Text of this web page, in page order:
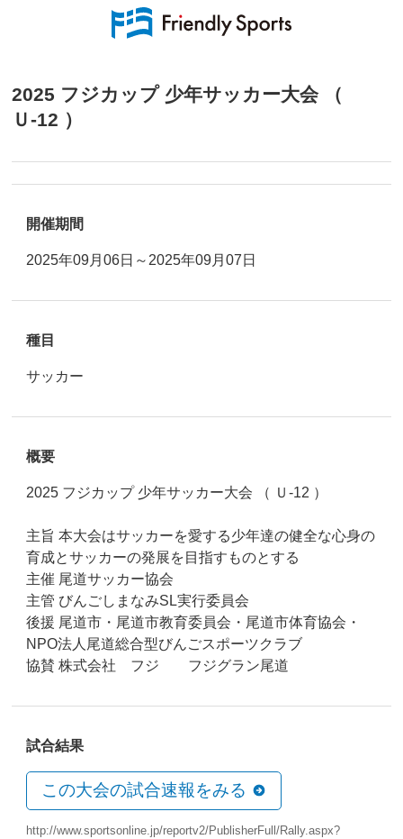
2025 フジカップ 少年サッカー大会 （
Ｕ-12 ）
開催期間
2025年09月06日～2025年09月07日
種目
サッカー
概要
2025 フジカップ 少年サッカー大会 （ Ｕ-12 ）
主旨 本大会はサッカーを愛する少年達の健全な心身の
育成とサッカーの発展を目指すものとする
主催 尾道サッカー協会
主管 びんごしまなみSL実行委員会
後援 尾道市・尾道市教育委員会・尾道市体育協会・
NPO法人尾道総合型びんごスポーツクラブ
協賛 株式会社 フジ フジグラン尾道
試合結果
この大会の試合速報をみる
http://www.sportsonline.jp/reportv2/PublisherFull/Rally.aspx?